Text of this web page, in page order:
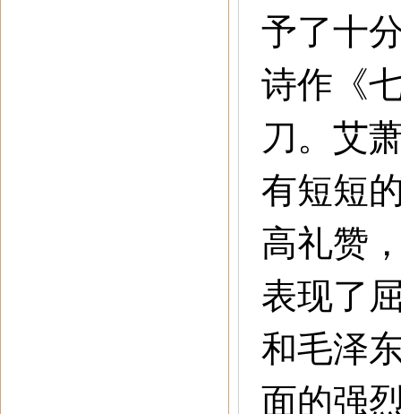
予了十
诗作《
刀。艾
有短短
高礼赞
表现了
和毛泽
面的强